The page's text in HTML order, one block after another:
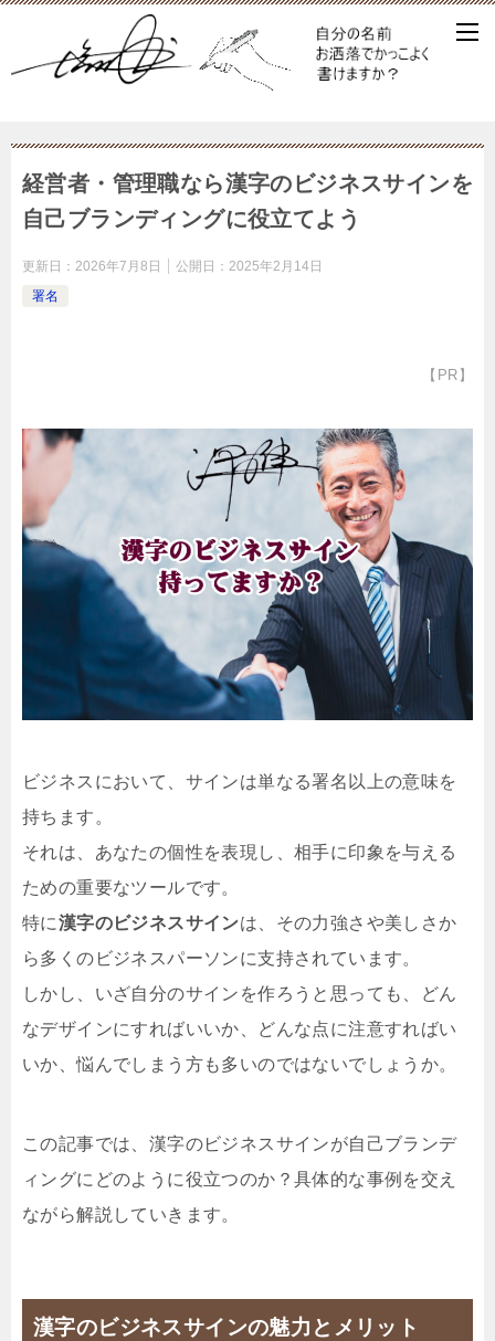
経営者・管理職なら漢字のビジネスサインを
自己ブランディングに役立てよう
更新日： 2026年7月8日 公開日： 2025年2月14日
署名
【PR】
ビジネスにおいて、サインは単なる署名以上の意味を
持ちます。
それは、あなたの個性を表現し、相手に印象を与える
ための重要なツールです。
特に漢字のビジネスサインは、その力強さや美しさか
ら多くのビジネスパーソンに支持されています。
しかし、いざ自分のサインを作ろうと思っても、どん
なデザインにすればいいか、どんな点に注意すればい
いか、悩んでしまう方も多いのではないでしょうか。
この記事では、漢字のビジネスサインが自己ブランデ
ィングにどのように役立つのか？具体的な事例を交え
ながら解説していきます。
漢字のビジネスサインの魅力とメリット